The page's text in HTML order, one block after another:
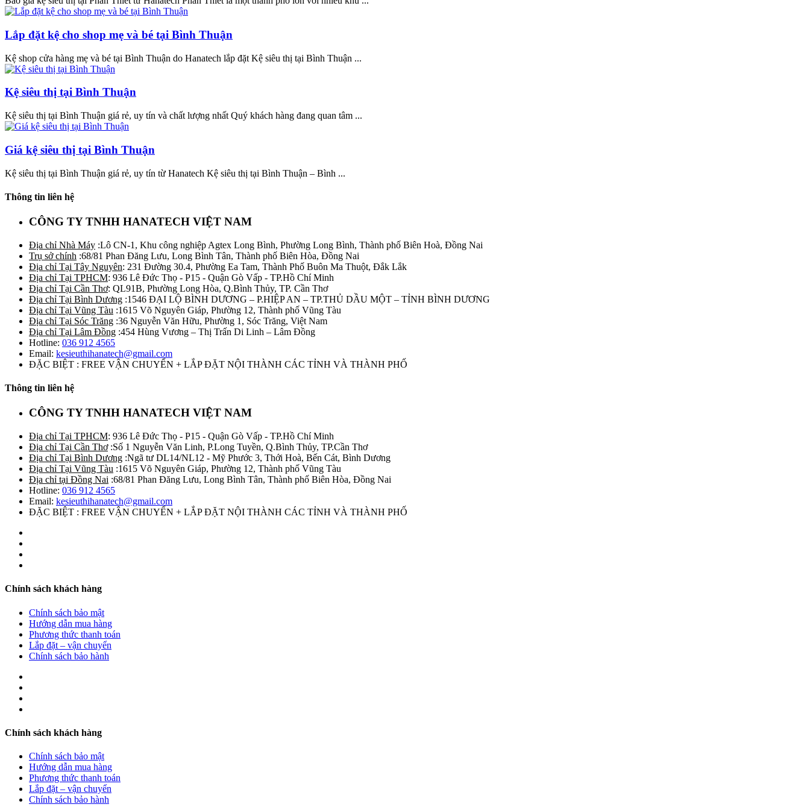
Lắp đặt kệ cho shop mẹ và bé tại Bình Thuận
Kệ shop cửa hàng mẹ và bé tại Bình Thuận do Hanatech lắp đặt Kệ siêu thị tại Bình Thuận ...
Kệ siêu thị tại Bình Thuận
Kệ siêu thị tại Bình Thuận giá rẻ, uy tín và chất lượng nhất Quý khách hàng đang quan tâm ...
Giá kệ siêu thị tại Bình Thuận
Kệ siêu thị tại Bình Thuận giá rẻ, uy tín từ Hanatech Kệ siêu thị tại Bình Thuận – Bình ...
Thông tin liên hệ
CÔNG TY TNHH HANATECH VIỆT NAM
Địa chỉ Nhà Máy :Lô CN-1, Khu công nghiệp Agtex Long Bình, Phường Long Bình, Thành phố Biên Hoà, Đồng Nai
Trụ sở chính :68/81 Phan Đăng Lưu, Long Bình Tân, Thành phố Biên Hòa, Đồng Nai
Địa chỉ Tại Tây Nguyên: 231 Đường 30.4, Phường Ea Tam, Thành Phố Buôn Ma Thuột, Đắk Lắk
Địa chỉ Tại TPHCM: 936 Lê Đức Thọ - P15 - Quận Gò Vấp - TP.Hồ Chí Minh
Địa chỉ Tại Cần Thơ: QL91B, Phường Long Hòa, Q.Bình Thủy, TP. Cần Thơ
Địa chỉ Tại Bình Dương :1546 ĐẠI LỘ BÌNH DƯƠNG – P.HIỆP AN – TP.THỦ DẦU MỘT – TỈNH BÌNH DƯƠNG
Địa chỉ Tại Vũng Tàu :1615 Võ Nguyên Giáp, Phường 12, Thành phố Vũng Tàu
Địa chỉ Tại Sóc Trăng :36 Nguyễn Văn Hữu, Phường 1, Sóc Trăng, Việt Nam
Địa chỉ Tại Lâm Đồng :454 Hùng Vương – Thị Trấn Di Linh – Lâm Đồng
Hotline: 036 912 4565
Email: kesieuthihanatech@gmail.com
ĐẶC BIỆT : FREE VẬN CHUYỂN + LẮP ĐẶT NỘI THÀNH CÁC TỈNH VÀ THÀNH PHỐ
Thông tin liên hệ
CÔNG TY TNHH HANATECH VIỆT NAM
Địa chỉ Tại TPHCM: 936 Lê Đức Thọ - P15 - Quận Gò Vấp - TP.Hồ Chí Minh
Địa chỉ Tại Cần Thơ:Số 1 Nguyễn Văn Linh, P.Long Tuyền, Q.Bình Thủy, TP.Cần Thơ
Địa chỉ Tại Bình Dương :Ngã tư DL14/NL12 - Mỹ Phước 3, Thới Hoà, Bến Cát, Bình Dương
Địa chỉ Tại Vũng Tàu :1615 Võ Nguyên Giáp, Phường 12, Thành phố Vũng Tàu
Địa chỉ tại Đồng Nai :68/81 Phan Đăng Lưu, Long Bình Tân, Thành phố Biên Hòa, Đồng Nai
Hotline: 036 912 4565
Email: kesieuthihanatech@gmail.com
ĐẶC BIỆT : FREE VẬN CHUYỂN + LẮP ĐẶT NỘI THÀNH CÁC TỈNH VÀ THÀNH PHỐ
Chính sách khách hàng
Chính sách bảo mật
Hướng dẫn mua hàng
Phương thức thanh toán
Lắp đặt – vận chuyển
Chính sách bảo hành
Chính sách khách hàng
Chính sách bảo mật
Hướng dẫn mua hàng
Phương thức thanh toán
Lắp đặt – vận chuyển
Chính sách bảo hành